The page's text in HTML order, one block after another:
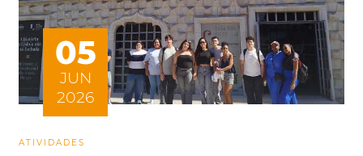
05
JUN
2026
ATIVIDADES